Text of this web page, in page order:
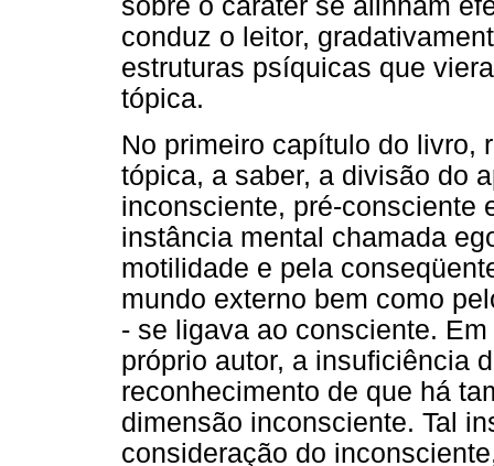
sobre o caráter se alinham
conduz o leitor,
estruturas psíquicas que
tópica.
No primeiro capítulo do livro,
tópica, a saber, a divisão do
inconsciente, pré-consciente
instância mental chamada
motilidade e pela
mundo externo bem como
- se ligava ao consciente.
próprio autor, a insuficiência
reconhecimento de que há
dimensão inconsciente. Tal
consideração do